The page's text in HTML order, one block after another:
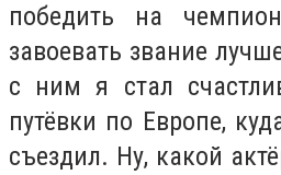
победить на
завоевать звание
с ним я стал
путёвки по Европе,
съездил. Ну, какой